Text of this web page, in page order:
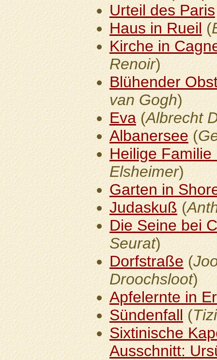
Urteil des Paris
Haus in Rueil(
Kirche in
Renoir)
Blühender
van Gogh)
Eva(Albrecht
Albanersee(
Heilige Familie
Elsheimer)
Garten in
Judaskuß(
Die Seine bei
Seurat)
Dorfstraße(
Droochsloot)
Apfelernte in
Sündenfall(
Sixtinische
Ausschnitt: